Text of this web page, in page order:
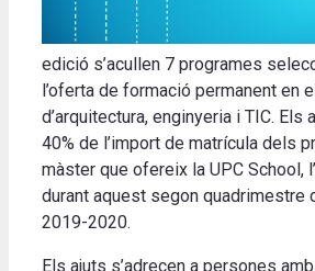
edició s’acullen 7 programes
l’oferta de formació permanent en
d’arquitectura, enginyeria i TIC. Els
40% de l’import de matrícula dels
màster que ofereix la UPC School,
durant aquest segon quadrimestre
2019-2020.
Els ajuts s’adrecen a persones